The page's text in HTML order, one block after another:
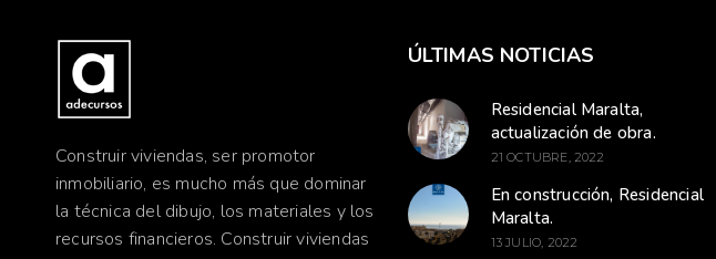
Construir viviendas, ser promotor
inmobiliario, es mucho más que dominar
la técnica del dibujo, los materiales y los
recursos financieros. Construir viviendas
ÚLTIMAS NOTICIAS
Residencial Maralta,
actualización de obra.
21 OCTUBRE, 2022
En construcción, Residencial
Maralta.
13 JULIO, 2022